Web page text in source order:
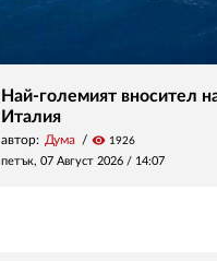
Най-големият вносител
Италия
автор: Дума visibility 1926
петък, 07 Август 2026 / 14:07